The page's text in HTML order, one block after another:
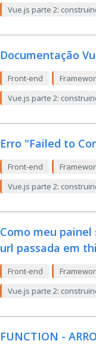
Vue.js parte 2:
Documentação
Front-end
Vue.js parte 2:
Erro "Failed to
Front-end
Vue.js parte 2:
Como meu
url passada em
Front-end
Vue.js parte 2:
FUNCTION -